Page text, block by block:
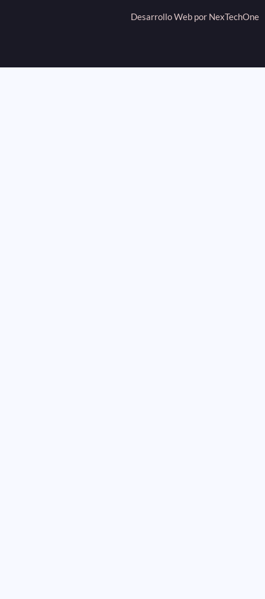
Desarrollo Web por NexTechOne